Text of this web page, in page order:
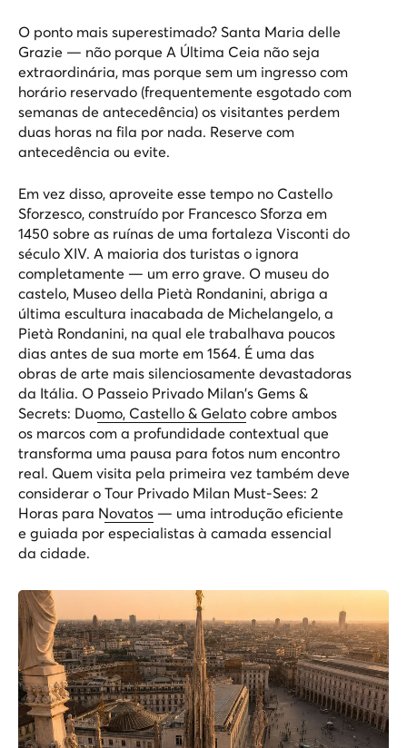
O ponto mais superestimado? Santa Maria delle
Grazie — não porque A Última Ceia não seja
extraordinária, mas porque sem um ingresso com
horário reservado (frequentemente esgotado com
semanas de antecedência) os visitantes perdem
duas horas na fila por nada. Reserve com
antecedência ou evite.
Em vez disso, aproveite esse tempo no Castello
Sforzesco, construído por Francesco Sforza em
1450 sobre as ruínas de uma fortaleza Visconti do
século XIV. A maioria dos turistas o ignora
completamente — um erro grave. O museu do
castelo, Museo della Pietà Rondanini, abriga a
última escultura inacabada de Michelangelo, a
Pietà Rondanini, na qual ele trabalhava poucos
dias antes de sua morte em 1564. É uma das
obras de arte mais silenciosamente devastadoras
da Itália. O Passeio Privado Milan's Gems &
Secrets: Duomo, Castello & Gelato cobre ambos
os marcos com a profundidade contextual que
transforma uma pausa para fotos num encontro
real. Quem visita pela primeira vez também deve
considerar o Tour Privado Milan Must-Sees: 2
Horas para Novatos — uma introdução eficiente
e guiada por especialistas à camada essencial
da cidade.